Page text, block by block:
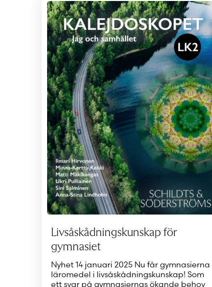
Livsåskådningskunskap för
gymnasiet
Nyhet 14 januari 2025 Nu får gymnasierna
läromedel i livsåskådningskunskap! Som
ett svar på gymnasiernas ökande behov